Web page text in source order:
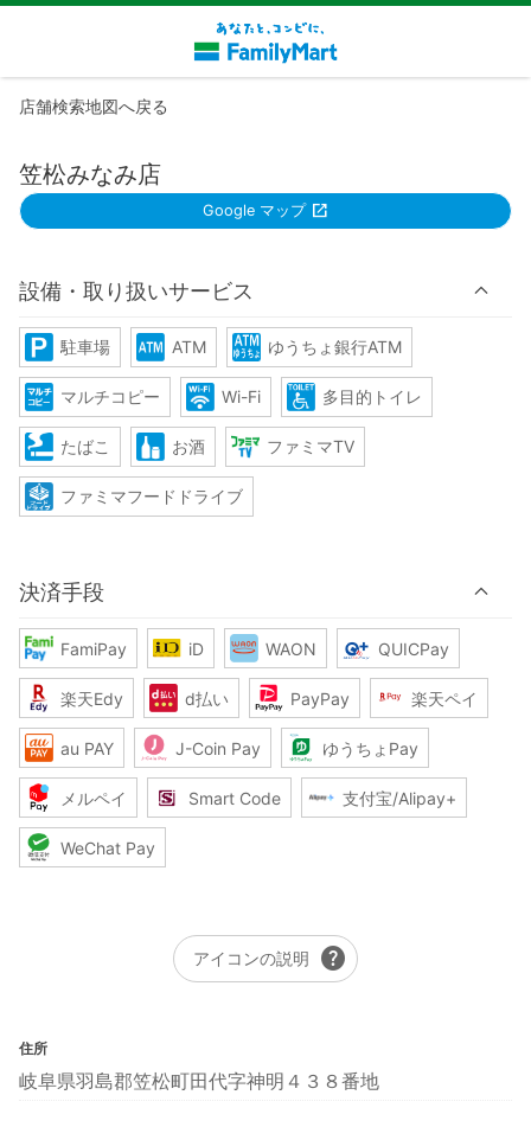
店舗検索地図へ戻る
笠松みなみ店
Google マップ
設備・取り扱いサービス
駐車場 ATM ゆうちょ銀行ATM
マルチコピー Wi-Fi 多目的トイレ
たばこ お酒 ファミマTV
ファミマフードドライブ
決済手段
FamiPay iD WAON QUICPay
楽天Edy d払い PayPay 楽天ペイ
au PAY J-Coin Pay ゆうちょPay
メルペイ Smart Code 支付宝/Alipay+
WeChat Pay
アイコンの説明 help
住所
岐阜県羽島郡笠松町田代字神明４３８番地